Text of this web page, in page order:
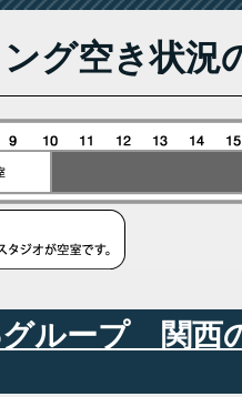
グ空き状況
ループ 関西